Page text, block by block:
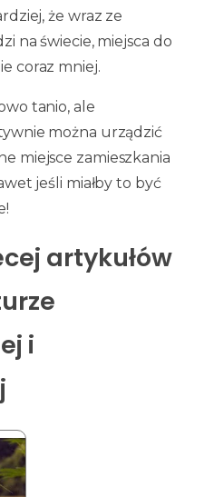
że wraz ze
na świecie, miejsca do
coraz mniej.
tanio, ale
można urządzić
miejsce zamieszkania
jeśli miałby to być
artykułów
i